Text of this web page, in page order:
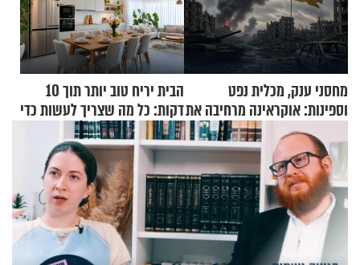
מחסני ענק, מכלית נפט
וספינות: אוקראינה מרחיבה את
התקיפות בעומק רוסיה
הבית יריח טוב יותר תוך 10
דקות: כל מה שצריך לעשות כדי
לרענן את הבית